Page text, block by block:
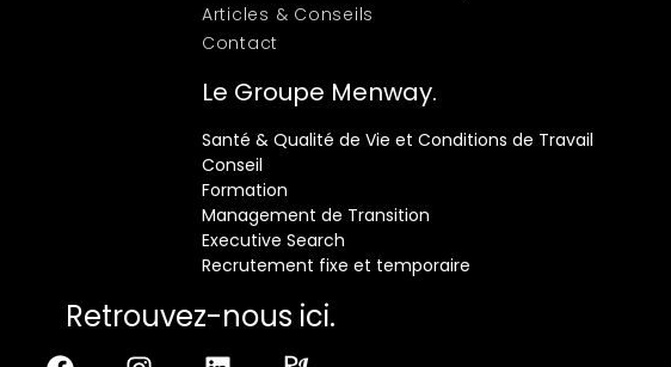
Articles & Conseils
Contact
Le Groupe Menway.
Santé & Qualité de Vie et Conditions de Travail
Conseil
Formation
Management de Transition
Executive Search
Recrutement fixe et temporaire
Retrouvez-nous ici.